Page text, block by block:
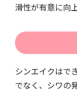
滑性が有意に向
シンエイクはで
でなく、シワの